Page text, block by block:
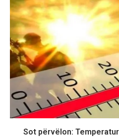
Sot përvëlon: